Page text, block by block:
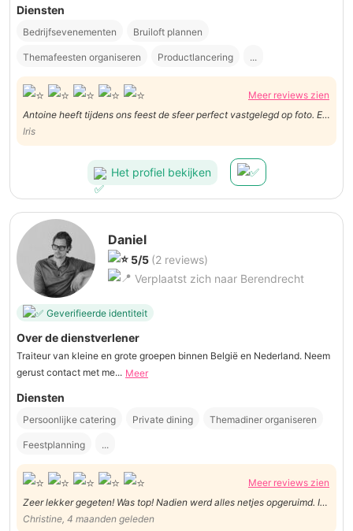
Diensten
Bedrijfsevenementen Bruiloft plannen
Themafeesten organiseren Productlancering ...
Meer reviews zien
Antoine heeft tijdens ons feest de sfeer perfect vastgelegd op foto. En
alle aanwezigen staan erop. Een mooi aandenken!
Iris
Het profiel bekijken
Daniel
5/5 (2 reviews)
Verplaatst zich naar Berendrecht
Geverifieerde identiteit
Over de dienstverlener
Traiteur van kleine en grote groepen binnen België en Nederland. Neem
gerust contact met me... Meer
Diensten
Persoonlijke catering Private dining Themadiner organiseren
Feestplanning ...
Meer reviews zien
Zeer lekker gegeten! Was top! Nadien werd alles netjes opgeruimd. Ik
raad Daniel zeker aan!
Christine, 4 maanden geleden